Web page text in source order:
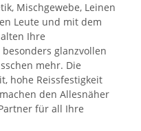
Mischgewebe, Leinen
Leute und mit dem
Ihre
glanzvollen
mehr. Die
hohe Reissfestigkeit
den Allesnäher
für all Ihre